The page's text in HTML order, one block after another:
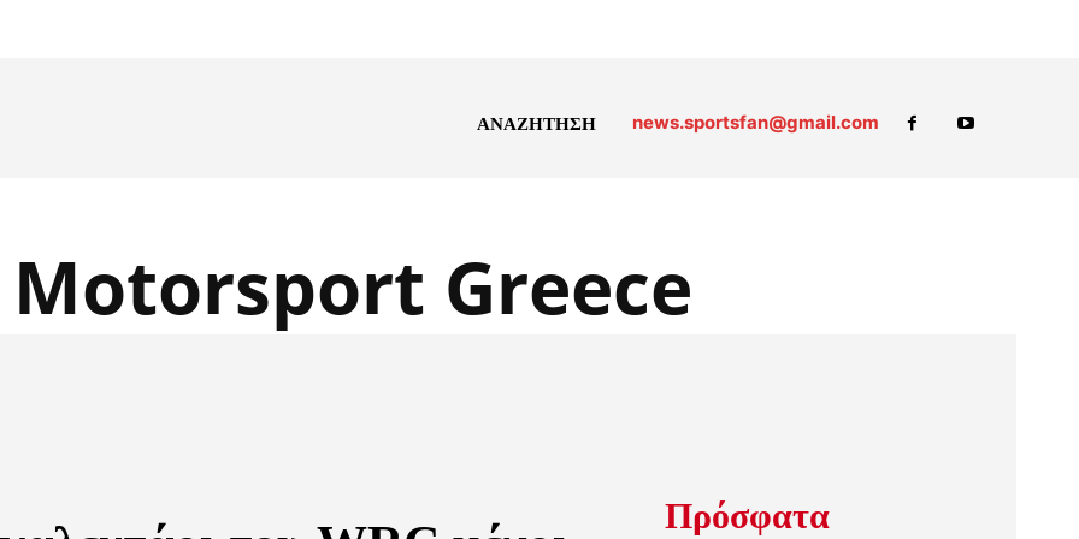
ΑΝΑΖΗΤΗΣΗ news.sportsfan@gmail.com
Motorsport Greece
Πρόσφατα